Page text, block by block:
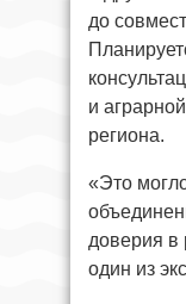
до
и
региона.
«Это
доверия
один из